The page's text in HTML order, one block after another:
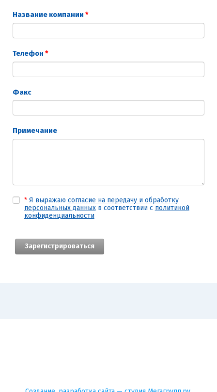
Название компании *
Телефон *
Факс
Примечание
*Я выражаю согласие на передачу и обработку
персональных данныхв соответствии с политикой
конфиденциальности